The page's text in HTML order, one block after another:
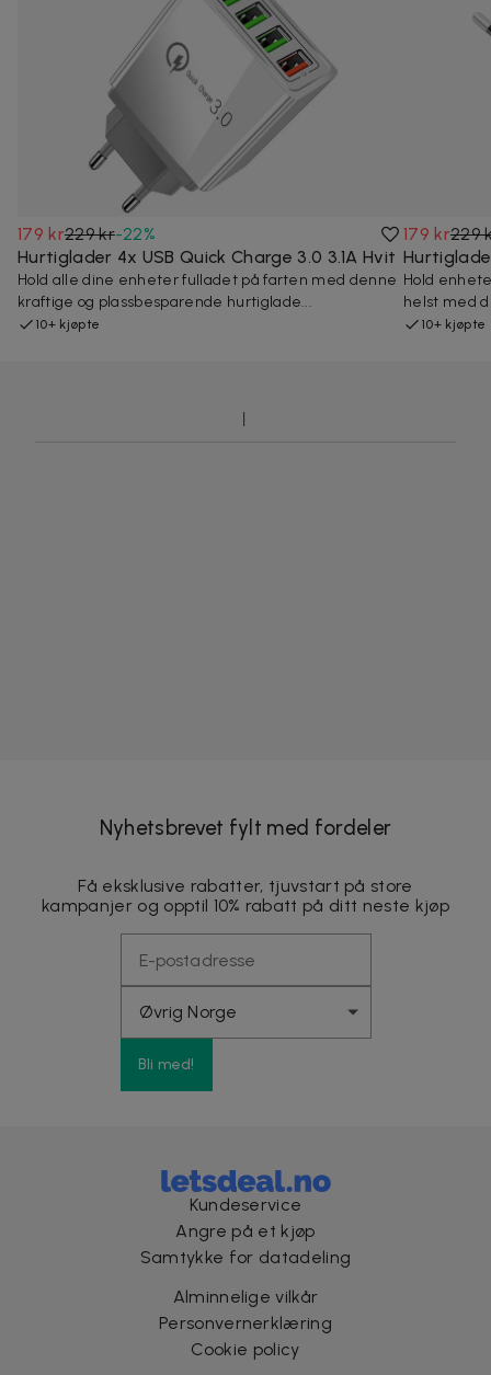
179 kr229 kr-22%
Hurtiglader 4x USB Quick Charge 3.0 3.1A Hvit
Hold alle dine enheter fulladet på farten med denne
kraftige og plassbesparende hurtiglade...
10+ kjøpte
179 kr229
Hold
helst med
10+ kjøpte
Nyhetsbrevet fylt med fordeler
Få eksklusive rabatter, tjuvstart på store
kampanjer og opptil 10% rabatt på ditt neste kjøp
Bli med!
Kundeservice
Angre på et kjøp
Samtykke for datadeling
Alminnelige vilkår
Personvernerklæring
Cookie policy